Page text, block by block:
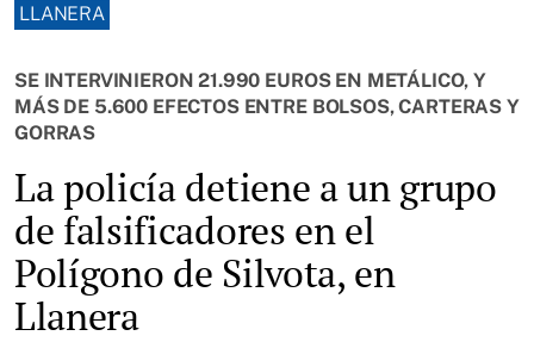
LLANERA
SE INTERVINIERON 21.990 EUROS EN METÁLICO, Y
MÁS DE 5.600 EFECTOS ENTRE BOLSOS, CARTERAS Y
GORRAS
La policía detiene a un grupo
de falsificadores en el
Polígono de Silvota, en
Llanera